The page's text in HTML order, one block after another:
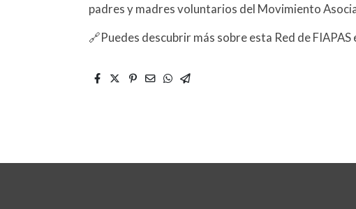
padres y madres voluntarios del Movimiento
🔗Puedes descubrir más sobre esta Red de